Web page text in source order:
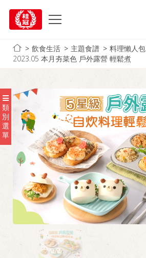
飲食生活 主題食譜
料理懶人包
2023.05 本月夯菜色 戶外露營 輕鬆煮
類
別
選
單